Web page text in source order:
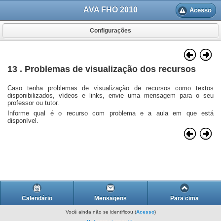
AVA FHO 2010 Acesso
Configurações
13 . Problemas de visualização dos recursos
Caso tenha problemas de visualização de recursos como textos
disponibilizados, vídeos e links, envie uma mensagem para o seu
professor ou tutor.
Informe qual é o recurso com problema e a aula em que está
disponível.
Calendário Mensagens Para cima
Você ainda não se identificou (Acesso)